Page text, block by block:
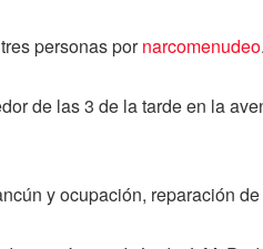
personas pornarcomenudeo.
de las 3 de la tarde en la
y ocupación, reparación